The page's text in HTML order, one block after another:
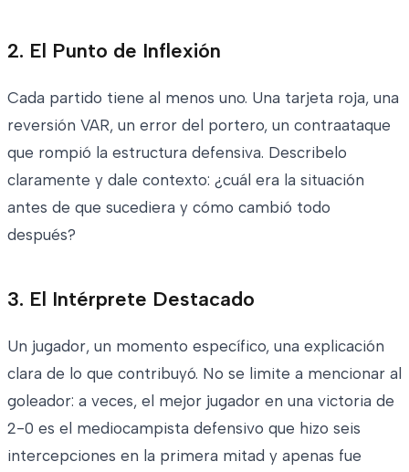
2. El Punto de Inflexión
Cada partido tiene al menos uno. Una tarjeta roja, una
reversión VAR, un error del portero, un contraataque
que rompió la estructura defensiva. Describelo
claramente y dale contexto: ¿cuál era la situación
antes de que sucediera y cómo cambió todo
después?
3. El Intérprete Destacado
Un jugador, un momento específico, una explicación
clara de lo que contribuyó. No se limite a mencionar al
goleador: a veces, el mejor jugador en una victoria de
2-0 es el mediocampista defensivo que hizo seis
intercepciones en la primera mitad y apenas fue